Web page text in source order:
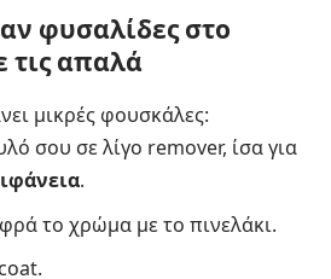
φυσαλίδες στο
τις απαλά
μικρές φουσκάλες:
σου σε λίγο remover, ίσα για
.
το χρώμα με το πινελάκι.